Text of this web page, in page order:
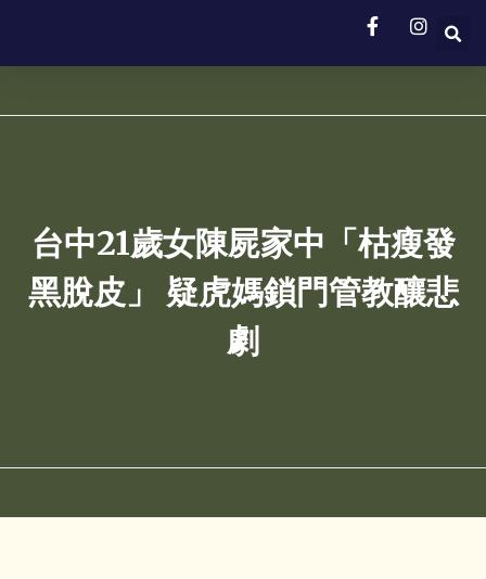
台中21歲女陳屍家中「枯瘦發
黑脫皮」 疑虎媽鎖門管教釀悲
劇